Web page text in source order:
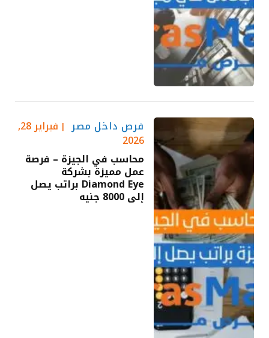
فرص داخل مصر فبراير 28,
2026
محاسب في الجيزة – فرصة
عمل مميزة بشركة
Diamond Eye براتب يصل
إلى 8000 جنيه